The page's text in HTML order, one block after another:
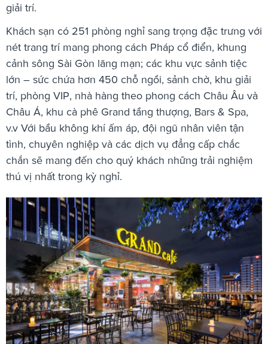
giải trí.
Khách sạn có 251 phòng nghỉ sang trọng đặc trưng với
nét trang trí mang phong cách Pháp cổ điển, khung
cảnh sông Sài Gòn lãng mạn; các khu vực sảnh tiệc
lớn – sức chứa hơn 450 chỗ ngồi, sảnh chờ, khu giải
trí, phòng VIP, nhà hàng theo phong cách Châu Âu và
Châu Á, khu cà phê Grand tầng thượng, Bars & Spa,
v.v Với bầu không khí ấm áp, đội ngũ nhân viên tận
tình, chuyên nghiệp và các dịch vụ đẳng cấp chắc
chắn sẽ mang đến cho quý khách những trải nghiệm
thú vị nhất trong kỳ nghỉ.